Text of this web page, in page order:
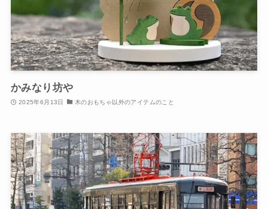
かみなり坊や
2025年6月13日 木のおもちゃ以外のアイテムのこと